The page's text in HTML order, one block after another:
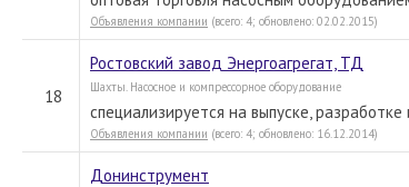
Объявления компании (всего: 4; обновлено: 02.02.2015)
18
Ростовский завод Энергоагрегат, ТД
Шахты. Насосное и компрессорное оборудование
специализируется на выпуске,
Объявления компании (всего: 4; обновлено: 16.12.2014)
Донинструмент